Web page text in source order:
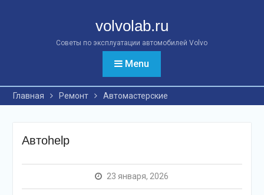
volvolab.ru
Советы по эксплуатации автомобилей Volvo
Menu
Главная Ремонт Автомастерские
Автоhelp
23 января, 2026